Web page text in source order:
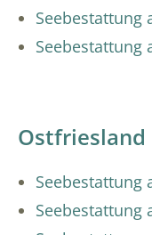
Seebestattung
Seebestattung
Ostfriesland
Seebestattung
Seebestattung